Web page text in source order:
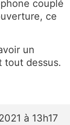
couplé
ce
un
tout dessus.
à 13h17